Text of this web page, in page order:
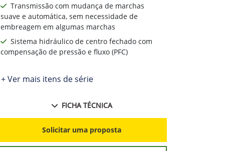
Transmissão com mudança de marchas
suave e automática, sem necessidade de
embreagem em algumas marchas
Sistema hidráulico de centro fechado com
compensação de pressão e fluxo (PFC)
+ Ver mais itens de série
FICHA TÉCNICA
Solicitar uma proposta